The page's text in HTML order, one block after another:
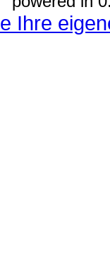
Ihre